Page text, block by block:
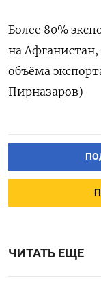
Более 80%
на Афганистан,
объёма
Пирназаров)
ЧИТАТЬ ЕЩЕ